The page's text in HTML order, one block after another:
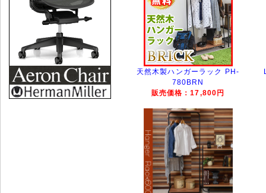
天然木製ハンガーラック PH-
780BRN
販売価格：17,800円